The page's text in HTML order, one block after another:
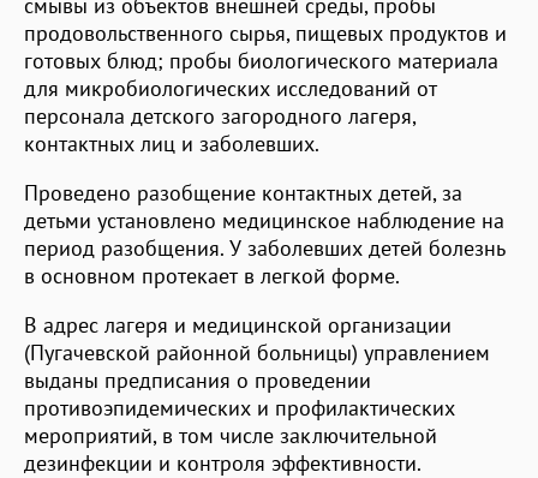
продовольственного сырья, пищевых продуктов и
готовых блюд; пробы биологического материала
для микробиологических исследований от
персонала детского загородного лагеря,
контактных лиц и заболевших.
Проведено разобщение контактных детей, за
детьми установлено медицинское наблюдение на
период разобщения. У заболевших детей болезнь
в основном протекает в легкой форме.
В адрес лагеря и медицинской организации
(Пугачевской районной больницы) управлением
выданы предписания о проведении
противоэпидемических и профилактических
мероприятий, в том числе заключительной
дезинфекции и контроля эффективности.